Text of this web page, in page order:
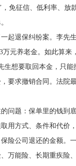
免征信、低利率、
起退保纠纷案。李先
元养老金。如此算
想要取回本金，只
要求撤销合同。法院
问题：保单里的钱到
用方式、条件和代价
险公司退还的金额。
万能险、长期重疾险